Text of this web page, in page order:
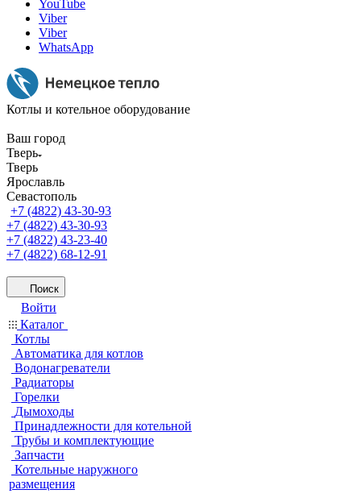
YouTube
Viber
Viber
WhatsApp
Котлы и котельное оборудование
Ваш город
Тверь
Тверь
Ярославль
Севастополь
+7 (4822) 43-30-93
+7 (4822) 43-30-93
+7 (4822) 43-23-40
+7 (4822) 68-12-91
Поиск
Войти
Каталог
Котлы
Автоматика для котлов
Водонагреватели
Радиаторы
Горелки
Дымоходы
Принадлежности для котельной
Трубы и комплектующие
Запчасти
Котельные наружного
размещения